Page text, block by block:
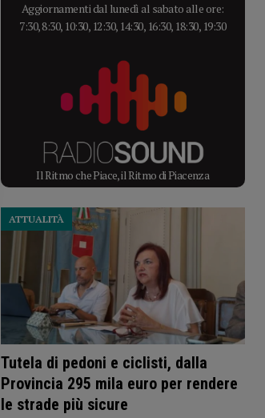
Aggiornamenti dal lunedì al sabato alle ore:
7:30, 8:30, 10:30, 12:30, 14:30, 16:30, 18:30, 19:30
Il Ritmo che Piace, il Ritmo di Piacenza
Tutela di pedoni e ciclisti, dalla
Provincia 295 mila euro per rendere
le strade più sicure
ATTUALITÀ